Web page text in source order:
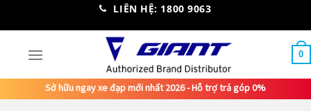
LIÊN HỆ: 1800 9063
0
Sở hữu ngay xe đạp mới nhất 2026 - Hỗ trợ trả góp 0%